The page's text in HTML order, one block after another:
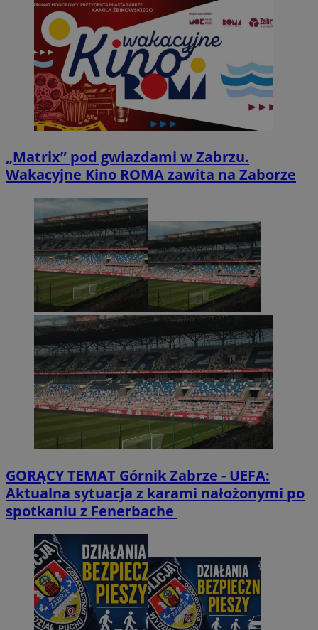
„Matrix” pod gwiazdami w Zabrzu.
Wakacyjne Kino ROMA zawita na Zaborze
GORĄCY TEMAT Górnik Zabrze - UEFA:
Aktualna sytuacja z karami nałożonymi po
spotkaniu z Fenerbache